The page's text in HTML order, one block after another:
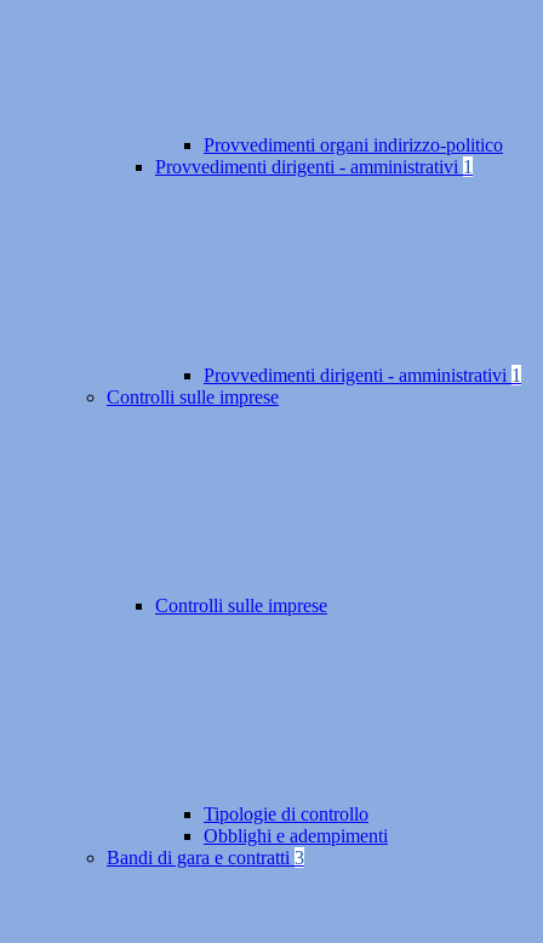
Provvedimenti organi indirizzo-politico
Provvedimenti dirigenti - amministrativi 1
Provvedimenti dirigenti - amministrativi 1
Controlli sulle imprese
Controlli sulle imprese
Tipologie di controllo
Obblighi e adempimenti
Bandi di gara e contratti 3